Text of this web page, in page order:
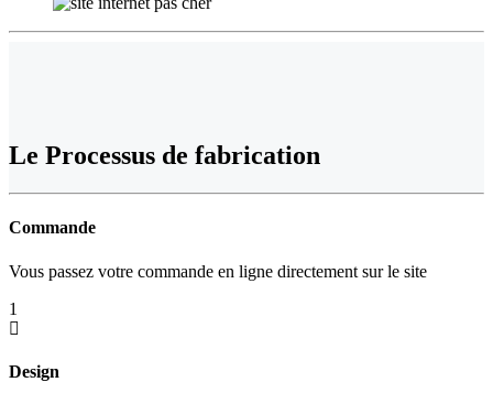
Le Processus de fabrication
Commande
Vous passez votre commande en ligne directement sur le site
1
Design